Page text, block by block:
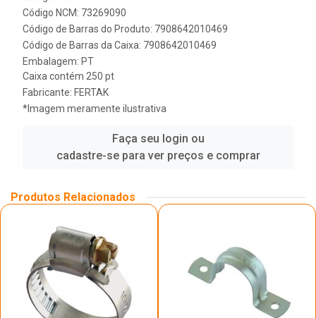
Código NCM: 73269090
Código de Barras do Produto: 7908642010469
Código de Barras da Caixa: 7908642010469
Embalagem: PT
Caixa contém 250 pt
Fabricante: FERTAK
*Imagem meramente ilustrativa
Faça seu login ou
cadastre-se para ver preços e comprar
Produtos Relacionados